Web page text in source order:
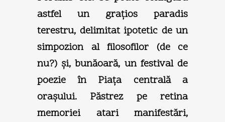
astfel un graţios paradis
terestru, delimitat ipotetic de un
simpozion al filosofilor (de ce
nu?) şi, bunăoară, un festival de
poezie în Piaţa centrală a
oraşului. Păstrez pe retina
memoriei atari manifestări,